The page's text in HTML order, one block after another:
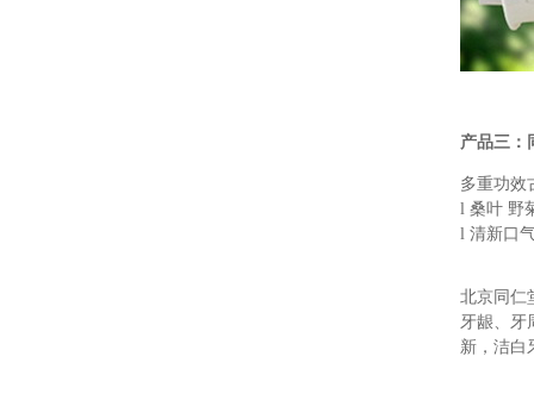
产品三：
多重功效
l 桑叶 野
l 清新口
北京同仁
牙龈、牙
新，洁白